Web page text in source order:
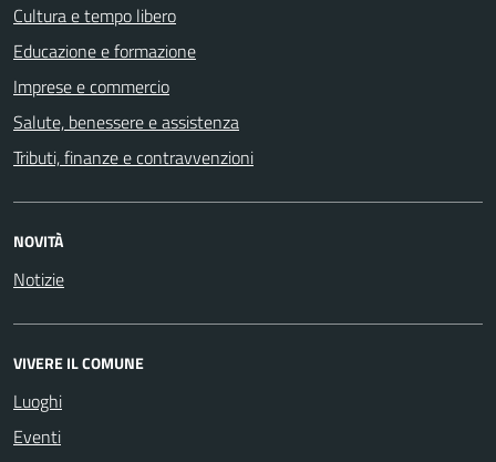
Cultura e tempo libero
Educazione e formazione
Imprese e commercio
Salute, benessere e assistenza
Tributi, finanze e contravvenzioni
NOVITÀ
Notizie
VIVERE IL COMUNE
Luoghi
Eventi